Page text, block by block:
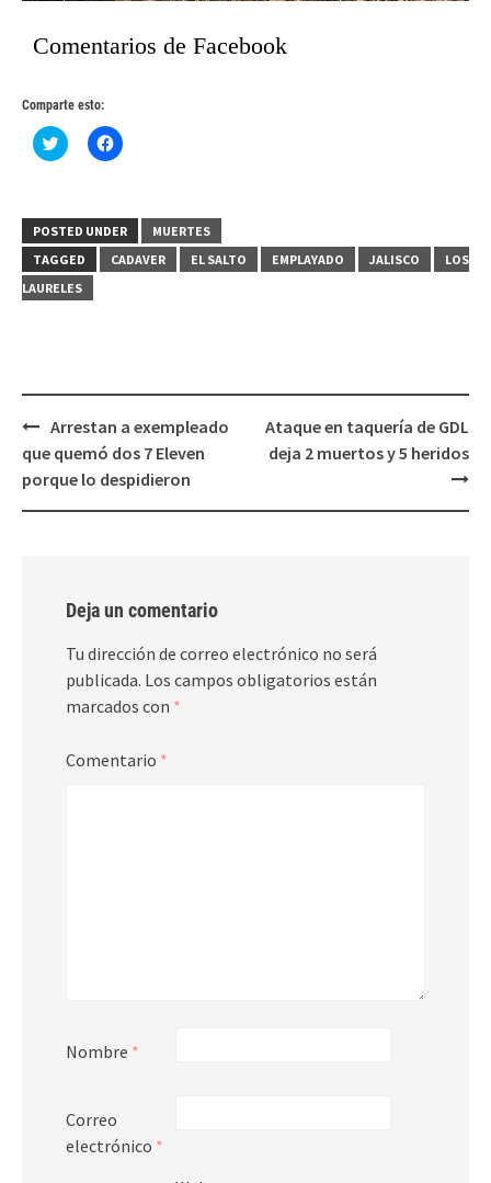
Comentarios de Facebook
Comparte esto:
Haz
clic
(Se
abre
en
una
ventana
nueva)
Haz
clic
(Se
abre
en
una
POSTED UNDER
MUERTES
TAGGED
CADAVER EL SALTO EMPLAYADO JALISCO
LOS
LAURELES
Post
navigation
Arrestan a exempleado
que quemó dos 7 Eleven
porque lo despidieron
Ataque en taquería de GDL
deja 2 muertos y 5 heridos
Deja un comentario
Tu dirección de correo electrónico no será
publicada. Los campos obligatorios están
marcados con *
Comentario *
Nombre *
Correo
electrónico *